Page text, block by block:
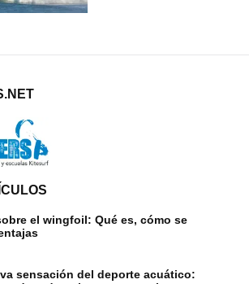
el wingfoil: Qué es, cómo se
sensación del deporte acuático: